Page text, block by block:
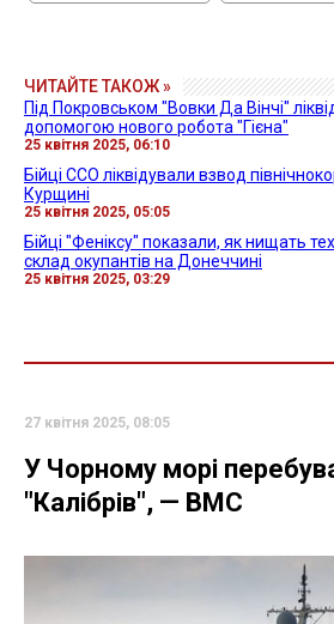
ЧИТАЙТЕ ТАКОЖ »
Під Покровськом "Вовки Да Вінчі"
допомогою нового робота "Гієна"
25 квітня 2025, 06:10
Бійці ССО ліквідували взвод
Курщині
25 квітня 2025, 05:05
Бійці "Феніксу" показали, як нищать
склад окупантів на Донеччині
25 квітня 2025, 03:29
27 квітня 2025, 08:05
У Чорному морі
"Калібрів", — ВМС